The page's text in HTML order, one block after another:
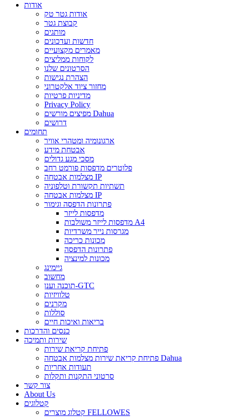
אודות
אודות גטר טק
קבוצת גטר
מותגים
חדשות ועדכונים
מאמרים מקצועיים
לקוחות ממליצים
הסרטונים שלנו
הצהרת נגישות
מחזור ציוד אלקטרוני
מדיניות פרטיות
Privacy Policy
מפיצים מורשים Dahua
דרושים
תחומים
ארגונומיה ומטהרי אוויר
אבטחת מידע
מסכי מגע גדולים
פלוטרים מדפסות פורמט רחב
מצלמות אבטחה IP
תשתיות תקשורת וטלפוניה
מצלמות אבטחה IP
פתרונות הדפסה וגימור
מדפסות לייזר
מדפסות לייזר משולבות A4
מגרסות נייר משרדיות
מכונות כריכה
פתרונות הדפסה
מכונות למינציה
גיימינג
מחשוב
תוכנה וענן-GTC
טלוויזיות
מקרנים
סוללות
בריאות ואיכות חיים
כנסים והדרכות
שירות ותמיכה
פתיחת קריאת שירות
פתיחת קריאת שירות מצלמות אבטחה Dahua
תעודות אחריות
סרטוני התקנות ותקלות
צור קשר
About Us
קטלוגים
קטלוג מוצרים FELLOWES